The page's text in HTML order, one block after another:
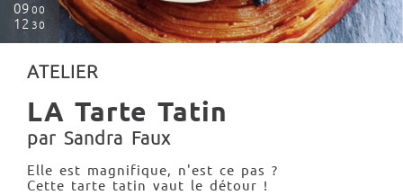
09 00
12 30
ATELIER
LA Tarte Tatin
par Sandra Faux
Elle est magnifique, n'est ce pas ?
Cette tarte tatin vaut le détour !